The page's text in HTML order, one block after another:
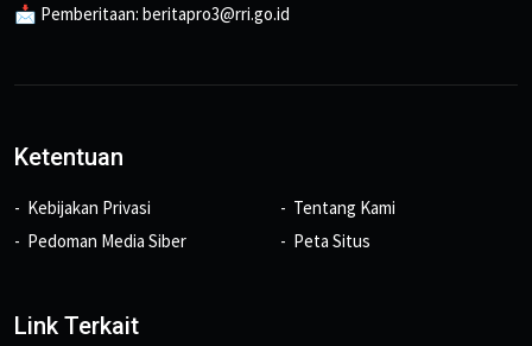
📩 Pemberitaan: beritapro3@rri.go.id
Ketentuan
Kebijakan Privasi
Pedoman Media Siber
Tentang Kami
Peta Situs
Link Terkait